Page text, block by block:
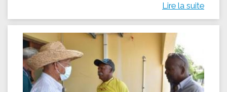
Lire la suite